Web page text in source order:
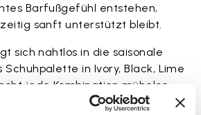
Barfußgefühl entstehen,
sanft unterstützt bleibt.
sich nahtlos in die saisonale
Schuhpalette in Ivory, Black, Lime
jede Kombination mühelos